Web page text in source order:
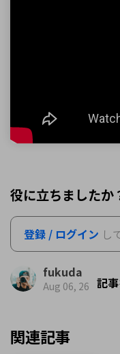
役に立ちましたか
登録 / ログイン し
fukuda
Aug 06, 26 記
関連記事